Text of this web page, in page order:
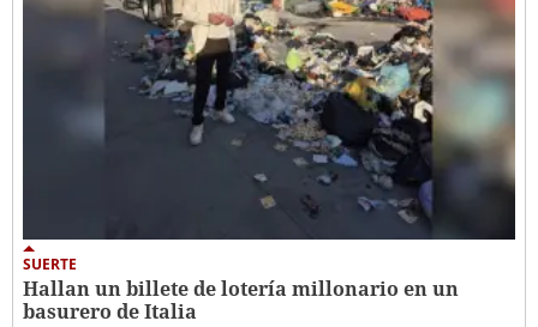
SUERTE
Hallan un billete de lotería millonario en un
basurero de Italia